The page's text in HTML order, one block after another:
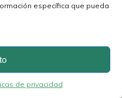
específica que pueda
de privacidad